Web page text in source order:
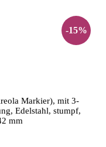
-15%
Markier), mit 3-
Edelstahl, stumpf,
mm